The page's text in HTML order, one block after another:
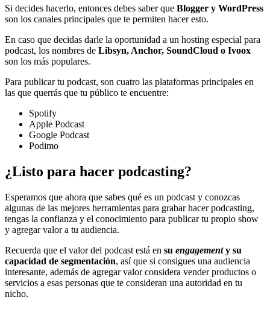
Si decides hacerlo, entonces debes saber que Blogger y WordPress
son los canales principales que te permiten hacer esto.
En caso que decidas darle la oportunidad a un hosting especial para
podcast, los nombres de Libsyn, Anchor, SoundCloud o Ivoox
son los más populares.
Para publicar tu podcast, son cuatro las plataformas principales en
las que querrás que tu público te encuentre:
Spotify
Apple Podcast
Google Podcast
Podimo
¿Listo para hacer podcasting?
Esperamos que ahora que sabes qué es un podcast y conozcas
algunas de las mejores herramientas para grabar hacer podcasting,
tengas la confianza y el conocimiento para publicar tu propio show
y agregar valor a tu audiencia.
Recuerda que el valor del podcast está en su engagementy su
capacidad de segmentación, así que si consigues una audiencia
interesante, además de agregar valor considera vender productos o
servicios a esas personas que te consideran una autoridad en tu
nicho.